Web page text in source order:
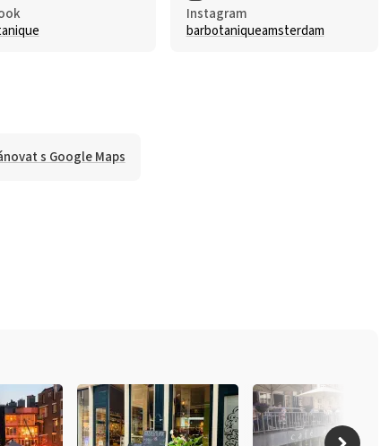
Instagram
barbotaniqueamsterdam
s Google Maps